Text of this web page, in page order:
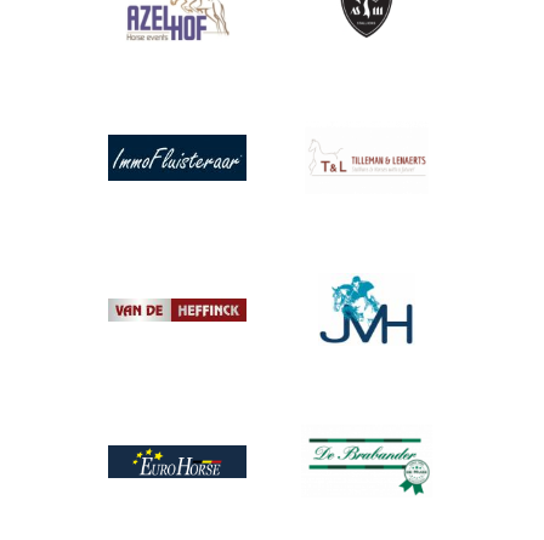
Afbeelding Afbeelding
Afbeelding
Afbeelding
Afbeelding
Afbeelding